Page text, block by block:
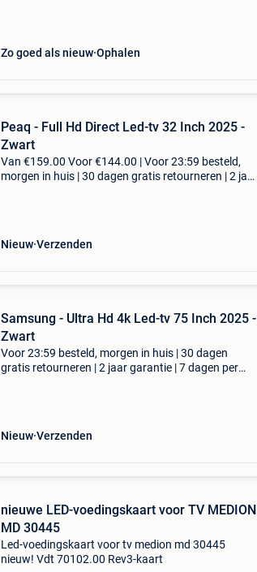
Zo goed als nieuw Ophalen
Peaq - Full Hd Direct Led-tv 32 Inch 2025 -
Zwart
Van €159.00 Voor €144.00 | Voor 23:59 besteld,
morgen in huis | 30 dagen gratis retourneren | 2 jaar
Nieuw Verzenden
Samsung - Ultra Hd 4k Led-tv 75 Inch 2025 -
Zwart
Voor 23:59 besteld, morgen in huis | 30 dagen
gratis retourneren | 2 jaar garantie | 7 dagen per
Nieuw Verzenden
nieuwe LED-voedingskaart voor TV MEDION
MD 30445
Led-voedingskaart voor tv medion md 30445
nieuw! Vdt 70102.00 Rev3-kaart